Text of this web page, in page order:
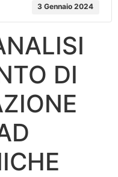
3 Gennaio 2024
DI